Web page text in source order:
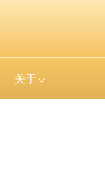
关于